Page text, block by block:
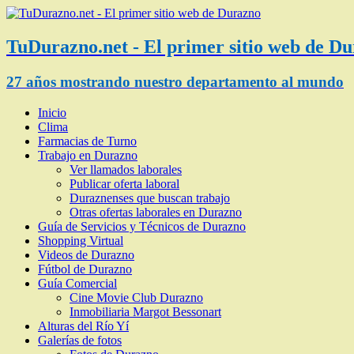
TuDurazno.net - El primer sitio web de
27 años mostrando nuestro departamento al mundo
Inicio
Clima
Farmacias de Turno
Trabajo en Durazno
Ver llamados laborales
Publicar oferta laboral
Duraznenses que buscan trabajo
Otras ofertas laborales en Durazno
Guía de Servicios y Técnicos de Durazno
Shopping Virtual
Videos de Durazno
Fútbol de Durazno
Guía Comercial
Cine Movie Club Durazno
Inmobiliaria Margot Bessonart
Alturas del Río Yí
Galerías de fotos